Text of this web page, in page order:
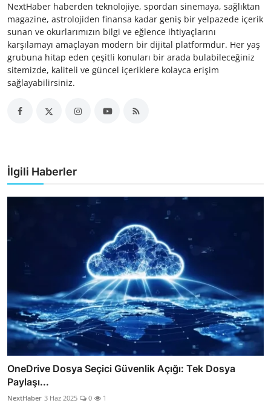
NextHaber haberden teknolojiye, spordan sinemaya, sağlıktan
magazine, astrolojiden finansa kadar geniş bir yelpazede içerik
sunan ve okurlarımızın bilgi ve eğlence ihtiyaçlarını
karşılamayı amaçlayan modern bir dijital platformdur. Her yaş
grubuna hitap eden çeşitli konuları bir arada bulabileceğiniz
sitemizde, kaliteli ve güncel içeriklere kolayca erişim
sağlayabilirsiniz.
İlgili Haberler
OneDrive Dosya Seçici Güvenlik Açığı: Tek Dosya
Paylaşı...
NextHaber 3 Haz 2025 0 1